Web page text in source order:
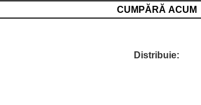
CUMPĂRĂ ACUM
Distribuie: